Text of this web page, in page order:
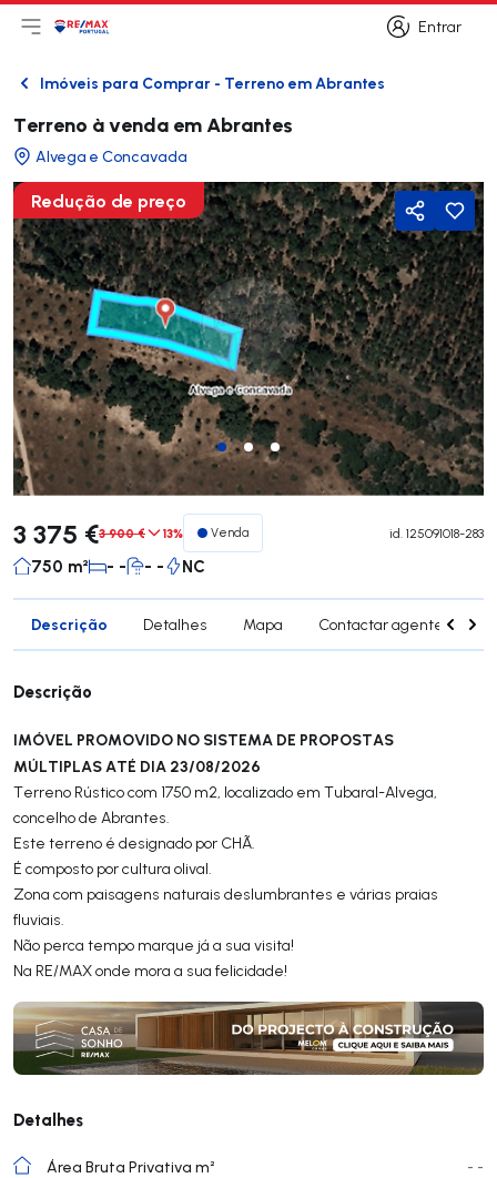
Entrar
Entrar
Abri menu principal
LogoIr para página inicial
VoltarImóveis para Comprar - Terreno em Abrantes
Terreno à venda em Abrantes
Alvega e Concavada
Redução de preço
Partilhar
3 375 €3 900 € 13% Venda id. 125091018-283
750 m² - - - - NC
Descrição Detalhes Mapa Contactar agente
Descrição
IMÓVEL PROMOVIDO NO SISTEMA DE PROPOSTAS
MÚLTIPLAS ATÉ DIA 23/08/2026
Terreno Rústico com 1750 m2, localizado em Tubaral-Alvega,
concelho de Abrantes.
Este terreno é designado por CHÃ.
É composto por cultura olival.
Zona com paisagens naturais deslumbrantes e várias praias
fluviais.
Não perca tempo marque já a sua visita!
Na RE/MAX onde mora a sua felicidade!
Detalhes
Área Bruta Privativa m²
- -